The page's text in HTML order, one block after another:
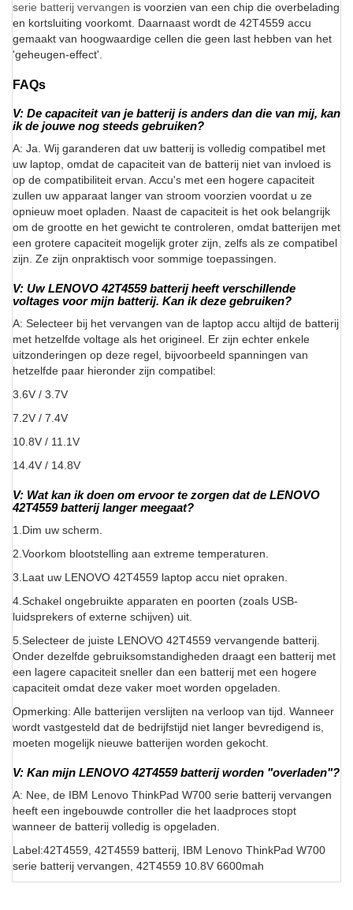
serie batterij vervangen is voorzien van een chip die overbelading
en kortsluiting voorkomt. Daarnaast wordt de 42T4559 accu
gemaakt van hoogwaardige cellen die geen last hebben van het
'geheugen-effect'.
FAQs
V: De capaciteit van je batterij is anders dan die van mij, kan
ik de jouwe nog steeds gebruiken?
A: Ja. Wij garanderen dat uw batterij is volledig compatibel met
uw laptop, omdat de capaciteit van de batterij niet van invloed is
op de compatibiliteit ervan. Accu's met een hogere capaciteit
zullen uw apparaat langer van stroom voorzien voordat u ze
opnieuw moet opladen. Naast de capaciteit is het ook belangrijk
om de grootte en het gewicht te controleren, omdat batterijen met
een grotere capaciteit mogelijk groter zijn, zelfs als ze compatibel
zijn. Ze zijn onpraktisch voor sommige toepassingen.
V: Uw LENOVO 42T4559 batterij heeft verschillende
voltages voor mijn batterij. Kan ik deze gebruiken?
A: Selecteer bij het vervangen van de laptop accu altijd de batterij
met hetzelfde voltage als het origineel. Er zijn echter enkele
uitzonderingen op deze regel, bijvoorbeeld spanningen van
hetzelfde paar hieronder zijn compatibel:
3.6V / 3.7V
7.2V / 7.4V
10.8V / 11.1V
14.4V / 14.8V
V: Wat kan ik doen om ervoor te zorgen dat de LENOVO
42T4559 batterij langer meegaat?
1.Dim uw scherm.
2.Voorkom blootstelling aan extreme temperaturen.
3.Laat uw LENOVO 42T4559 laptop accu niet opraken.
4.Schakel ongebruikte apparaten en poorten (zoals USB-
luidsprekers of externe schijven) uit.
5.Selecteer de juiste LENOVO 42T4559 vervangende batterij.
Onder dezelfde gebruiksomstandigheden draagt een batterij met
een lagere capaciteit sneller dan een batterij met een hogere
capaciteit omdat deze vaker moet worden opgeladen.
Opmerking: Alle batterijen verslijten na verloop van tijd. Wanneer
wordt vastgesteld dat de bedrijfstijd niet langer bevredigend is,
moeten mogelijk nieuwe batterijen worden gekocht.
V: Kan mijn LENOVO 42T4559 batterij worden "overladen"?
A: Nee, de IBM Lenovo ThinkPad W700 serie batterij vervangen
heeft een ingebouwde controller die het laadproces stopt
wanneer de batterij volledig is opgeladen.
Label:42T4559, 42T4559 batterij, IBM Lenovo ThinkPad W700
serie batterij vervangen, 42T4559 10.8V 6600mah